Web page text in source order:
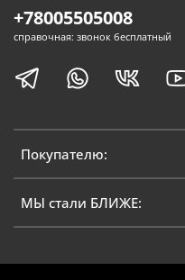
Покупателю:
МЫ стали БЛИЖЕ:
+78005505008
справочная: звонок бесплатный